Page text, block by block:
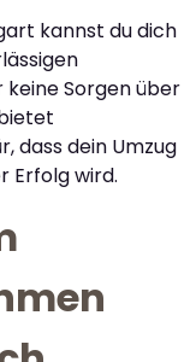
kannst du dich
keine Sorgen über
dass dein Umzug
Erfolg wird.